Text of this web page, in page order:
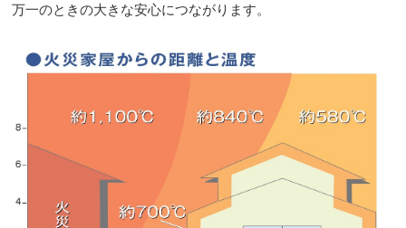
万一のときの大きな安心につながります。